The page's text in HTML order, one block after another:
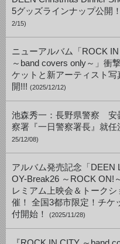
5グッズラインナップ公開！
2/15)
ニューアルバム「ROCK
～band covers only～」衝
ケットと新アーティスト写
開!!! (2025/12/12)
池森秀一：長野県警察 安
察署『一日警察署長』就任
25/12/08)
アルバム発売記念「DEEN
OY-Break26 ～ROCK ON!
レミアム上映会＆トークシ
催！ 全国3都市限定！チケ
付開始！
(2025/11/28)